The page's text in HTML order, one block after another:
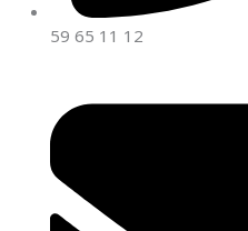
59 65 11 12